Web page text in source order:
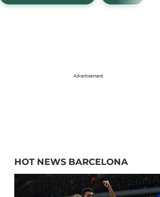
Advertisement
HOT NEWS BARCELONA